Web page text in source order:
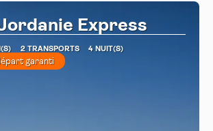
Express
2 TRANSPORTS 4 NUIT(S)
garanti